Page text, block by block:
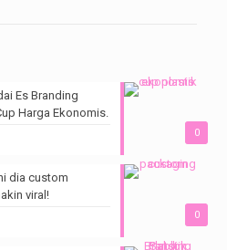
0
Es Branding
Harga Ekonomis.
0
dia custom
viral!